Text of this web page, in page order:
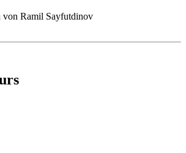
von Ramil Sayfutdinov